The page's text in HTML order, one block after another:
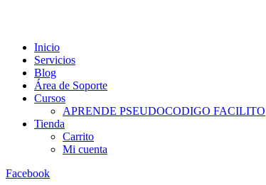
Inicio
Servicios
Blog
Área de Soporte
Cursos
APRENDE PSEUDOCODIGO FACILITO
Tienda
Carrito
Mi cuenta
Facebook